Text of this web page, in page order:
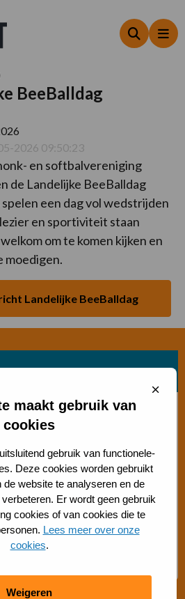
maakt gebruik van
cookies
gebruik van functionele-
Deze cookies worden gebruikt
website te analyseren en de
Er wordt geen gebruik
cookies of van cookies die te
Lees meer over onze
cookies.
Weigeren
Sluit
Zoeken
BeeBalldag
2026 09:50:23
en softbalvereniging
de Landelijke BeeBalldag
een dag vol wedstrijden
en sportiviteit staan
om te komen kijken en
moedigen.
Landelijke BeeBalldag